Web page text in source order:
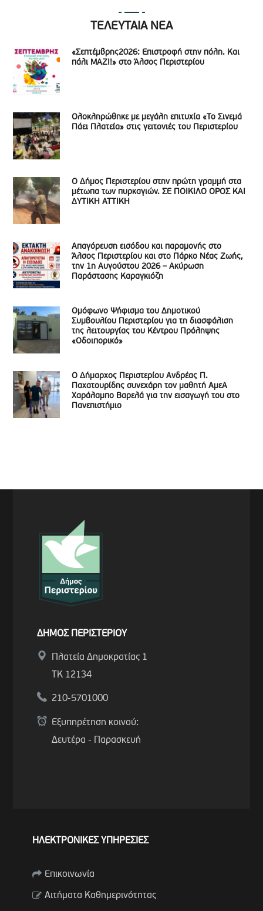
ΤΕΛΕΥΤΑΙΑ ΝΕΑ
«Σεπτέμβρης2026: Επιστροφή στην πόλη. Και
πάλι ΜΑΖΙ!» στο Άλσος Περιστερίου
Ολοκληρώθηκε με μεγάλη επιτυχία «Το Σινεμά
Πάει Πλατεία» στις γειτονιές του Περιστερίου
Ο Δήμος Περιστερίου στην πρώτη γραμμή στα
μέτωπα των πυρκαγιών. ΣΕ ΠΟΙΚΙΛΟ ΟΡΟΣ ΚΑΙ
ΔΥΤΙΚΗ ΑΤΤΙΚΗ
Απαγόρευση εισόδου και παραμονής στο
Άλσος Περιστερίου και στο Πάρκο Νέας Ζωής,
την 1η Αυγούστου 2026 – Ακύρωση
Παράστασης Καραγκιόζη
Ομόφωνο Ψήφισμα του Δημοτικού
Συμβουλίου Περιστερίου για τη διασφάλιση
της λειτουργίας του Κέντρου Πρόληψης
«Οδοιπορικό»
Ο Δήμαρχος Περιστερίου Ανδρέας Π.
Παχατουρίδης συνεχάρη τον μαθητή ΑμεΑ
Χαράλαμπο Βαρελά για την εισαγωγή του στο
Πανεπιστήμιο
ΔΗΜΟΣ ΠΕΡΙΣΤΕΡΙΟΥ
Πλατεία Δημοκρατίας 1
ΤΚ 12134
210-5701000
Εξυπηρέτηση κοινού:
Δευτέρα - Παρασκευή
ΗΛΕΚΤΡΟΝΙΚΕΣ ΥΠΗΡΕΣΙΕΣ
Επικοινωνία
Αιτήματα Καθημερινότητας